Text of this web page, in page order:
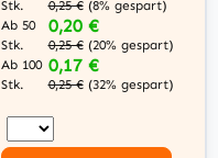
Stk. 0,25 € (8% gespart)
Ab 50
Stk.
0,20 €
0,25 € (20% gespart)
Ab 100
Stk.
0,17 €
0,25 € (32% gespart)